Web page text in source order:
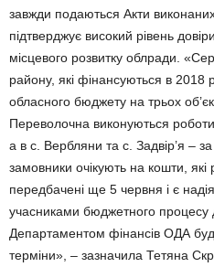
завжди подаються Акти
підтверджує високий рівень
місцевого розвитку облради.
району, які фінансуються в 2018
обласного бюджету на трьох
Переволочна виконуються
а в с. Вербляни та с. Задвір’я –
замовники очікують на кошти,
передбачені ще 5 червня і є
учасниками бюджетного процесу
Департаментом фінансів ОДА
терміни», – зазначила Тетяна